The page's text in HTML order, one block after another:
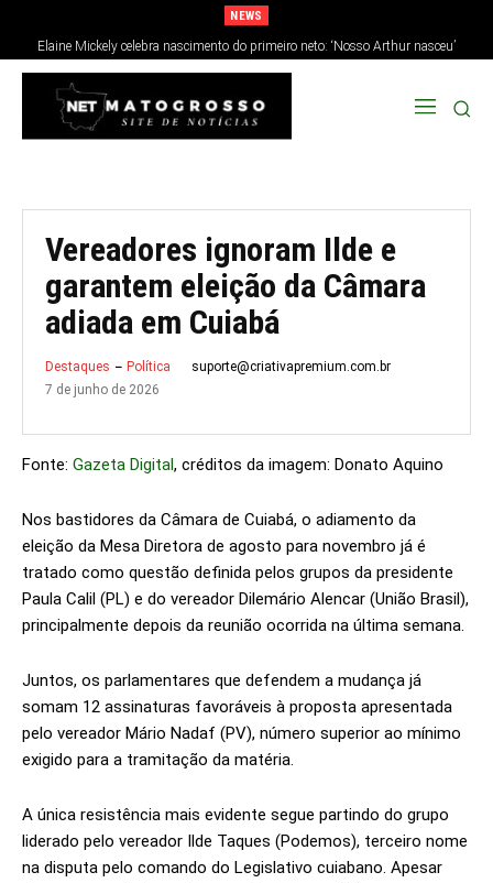
NEWS
Elaine Mickely celebra nascimento do primeiro neto: ‘Nosso Arthur nasceu’
Vereadores ignoram Ilde e
garantem eleição da Câmara
adiada em Cuiabá
Destaques Política
suporte@criativapremium.com.br
7 de junho de 2026
Fonte: Gazeta Digital, créditos da imagem: Donato Aquino
Nos bastidores da Câmara de Cuiabá, o adiamento da
eleição da Mesa Diretora de agosto para novembro já é
tratado como questão definida pelos grupos da presidente
Paula Calil (PL) e do vereador Dilemário Alencar (União Brasil),
principalmente depois da reunião ocorrida na última semana.
Juntos, os parlamentares que defendem a mudança já
somam 12 assinaturas favoráveis à proposta apresentada
pelo vereador Mário Nadaf (PV), número superior ao mínimo
exigido para a tramitação da matéria.
A única resistência mais evidente segue partindo do grupo
liderado pelo vereador Ilde Taques (Podemos), terceiro nome
na disputa pelo comando do Legislativo cuiabano. Apesar